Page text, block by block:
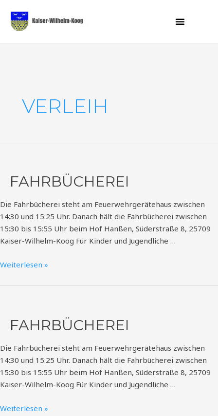
Inhalt
springen
Menü
VERLEIH
FAHRBÜCHEREI
Die Fahrbücherei steht am Feuerwehrgerätehaus zwischen
14:30 und 15:25 Uhr. Danach hält die Fahrbücherei zwischen
15:30 bis 15:55 Uhr beim Hof Hanßen, Süderstraße 8, 25709
Kaiser-Wilhelm-Koog Für Kinder und Jugendliche …
Weiterlesen »
FAHRBÜCHEREI
Die Fahrbücherei steht am Feuerwehrgerätehaus zwischen
14:30 und 15:25 Uhr. Danach hält die Fahrbücherei zwischen
15:30 bis 15:55 Uhr beim Hof Hanßen, Süderstraße 8, 25709
Kaiser-Wilhelm-Koog Für Kinder und Jugendliche …
Weiterlesen »